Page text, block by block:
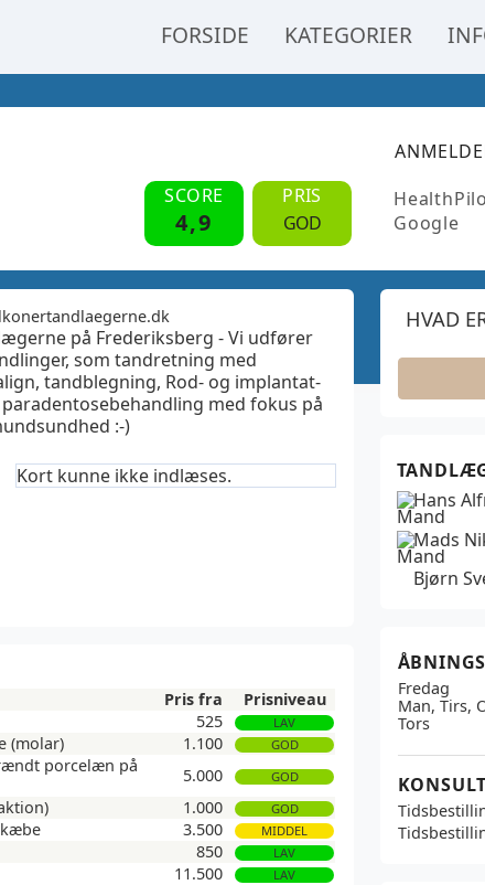
FORSIDE KATEGORIER
SCORE
4,9
PRIS
GOD
Google
på Frederiksberg - Vi udfører
som tandretning med
tandblegning, Rod- og implantat-
med fokus på
:-)
Kort kunne ikke indlæses.
Pris fra
Prisniveau
525 LAV
(molar) 1.100 GOD
porcelæn på
5.000 GOD
1.000 GOD
3.500 MIDDEL
850 LAV
11.500 LAV
HVAD
Hans
Mads
Bjørn
Fredag
Man, Tirs,
Tors